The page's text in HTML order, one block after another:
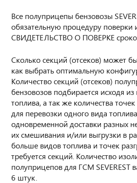
Все полуприцепы бензовозы
обязательную процедуру поверки
СВИДЕТЕЛЬСТВО О ПОВЕРКЕ
Сколько секций (отсеков) может
как выбрать оптимальную
Количество секций (отсеков)
бензовозов подбирается исходя
топлива, а так же количества
для перевозки одного вида
одновременной доставки разных
их смешивания и/или выгрузки в
больше видов топлива и точек
требуется секций. Количество
полуприцепов для ГСМ SEVEREST
6 штук.